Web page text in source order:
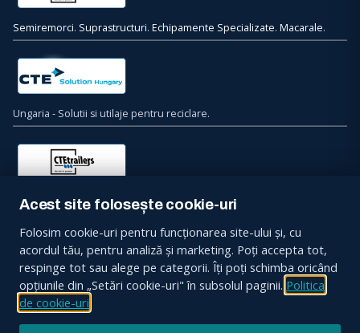
Semiremorci. Suprastructuri. Echipamente Specializate. Macarale.
Ungaria - Solutii si utilaje pentru reciclare.
Bulgaria - Semiremorci. Suprastructuri. Echipamente Specializate.
Contacteaza-ne
Sos. Bucuresti, Nr. 34, Ciorogarla, 077055, Jud. Ilfov
Acest site folosește cookie-uri
Folosim cookie-uri pentru funcționarea site-ului și, cu
acordul tău, pentru analiză și marketing. Poți accepta tot,
respinge tot sau alege pe categorii. Îți poți schimba oricând
opțiunile din „Setări cookie-uri" în subsolul paginii. Politica
de cookie-uri